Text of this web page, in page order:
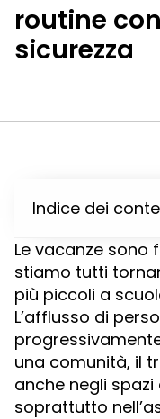
routine
sicurezza
Indice dei
Le vacanze sono
stiamo tutti
più piccoli a
L’afflusso di
una comunità, il
anche negli
soprattutto